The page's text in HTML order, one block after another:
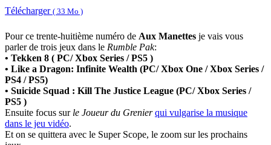
Télécharger ( 33 Mo )
Pour ce trente-huitième numéro de Aux Manettes je vais vous
parler de trois jeux dans le Rumble Pak:
• Tekken 8 ( PC/ Xbox Series / PS5 )
• Like a Dragon: Infinite Wealth (PC/ Xbox One / Xbox Series /
PS4 / PS5)
• Suicide Squad : Kill The Justice League (PC/ Xbox Series /
PS5 )
Ensuite focus sur le Joueur du Grenier qui vulgarise la musique
dans le jeu vidéo.
Et on se quittera avec le Super Scope, le zoom sur les prochains